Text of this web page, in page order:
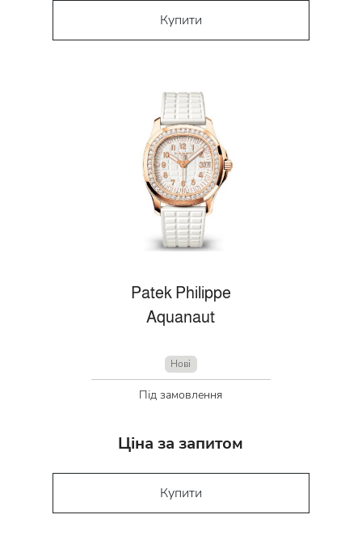
Купити
Patek Philippe
Aquanaut
Нові
Під замовлення
Ціна за запитом
Купити